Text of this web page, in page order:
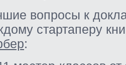
вопросы к
стартаперу
: